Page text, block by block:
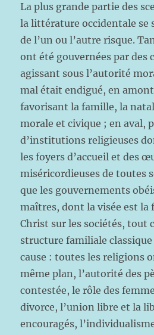
La plus grande partie des
la littérature occidentale se
de l’un ou l’autre risque.
ont été gouvernées par des
agissant sous l’autorité
mal était endigué, en
favorisant la famille, la
morale et civique ; en aval,
d’institutions religieuses
les foyers d’accueil et des
miséricordieuses de toutes
que les gouvernements
maîtres, dont la visée est la
Christ sur les sociétés, tout
structure familiale
cause : toutes les religions
même plan, l’autorité des
contestée, le rôle des
divorce, l’union libre et la
encouragés,